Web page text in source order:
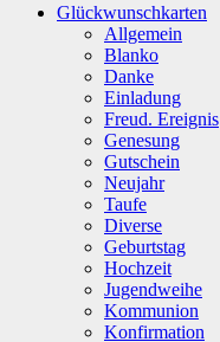
Glückwunschkarten
Allgemein
Blanko
Danke
Einladung
Freud. Ereignis
Genesung
Gutschein
Neujahr
Taufe
Diverse
Geburtstag
Hochzeit
Jugendweihe
Kommunion
Konfirmation